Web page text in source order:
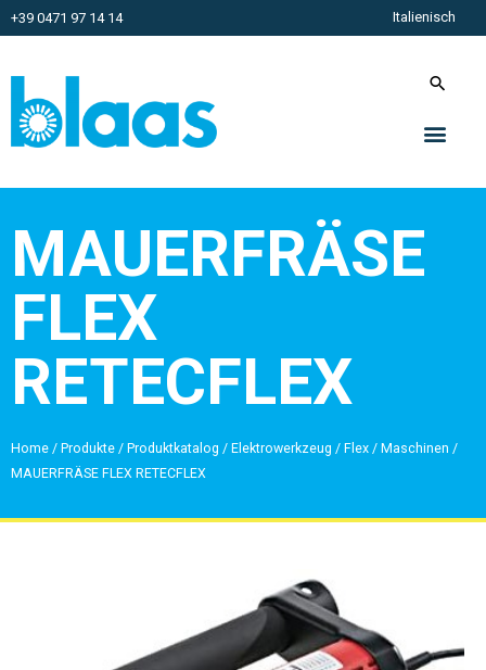
+39 0471 97 14 14 Italienisch
MAUERFRÄSE
FLEX
RETECFLEX
Home / Produkte / Produktkatalog / Elektrowerkzeug / Flex / Maschinen /
MAUERFRÄSE FLEX RETECFLEX